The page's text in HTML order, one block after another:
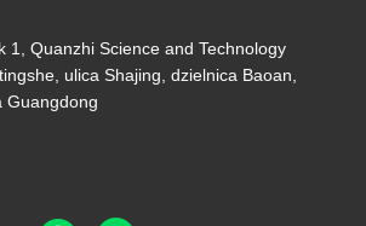
1, Quanzhi Science and Technology
ulica Shajing, dzielnica Baoan,
Guangdong